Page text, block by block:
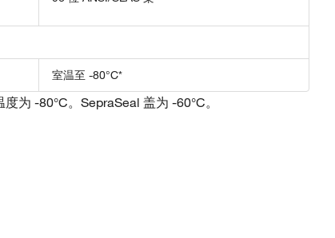
室温至 -80°C*
为 -80°C。SepraSeal 盖为 -60°C。